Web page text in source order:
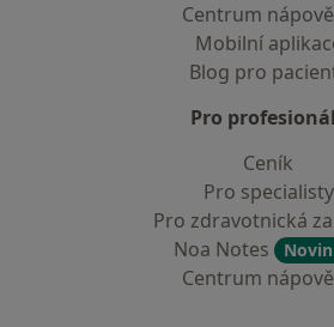
Centrum
Mobilní
Blog pro
Pro
Ceník
Pro specialisty
Pro zdravotnická
Noa Notes
Centrum